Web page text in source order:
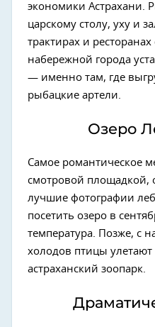
экономики Астрахани.
царскому столу, уху и
трактирах и
набережной города
— именно там, где
рыбацкие артели.
Озеро
Самое романтическое
смотровой площадкой,
лучшие фотографии
посетить озеро в
температура. Позже, с
холодов птицы улетают
астраханский зоопарк.